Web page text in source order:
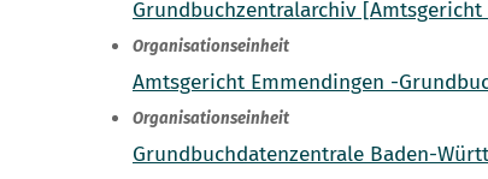
Grundbuchzentralarchiv
Organisationseinheit
Amtsgericht Emmendingen -
Organisationseinheit
Grundbuchdatenzentrale Baden-